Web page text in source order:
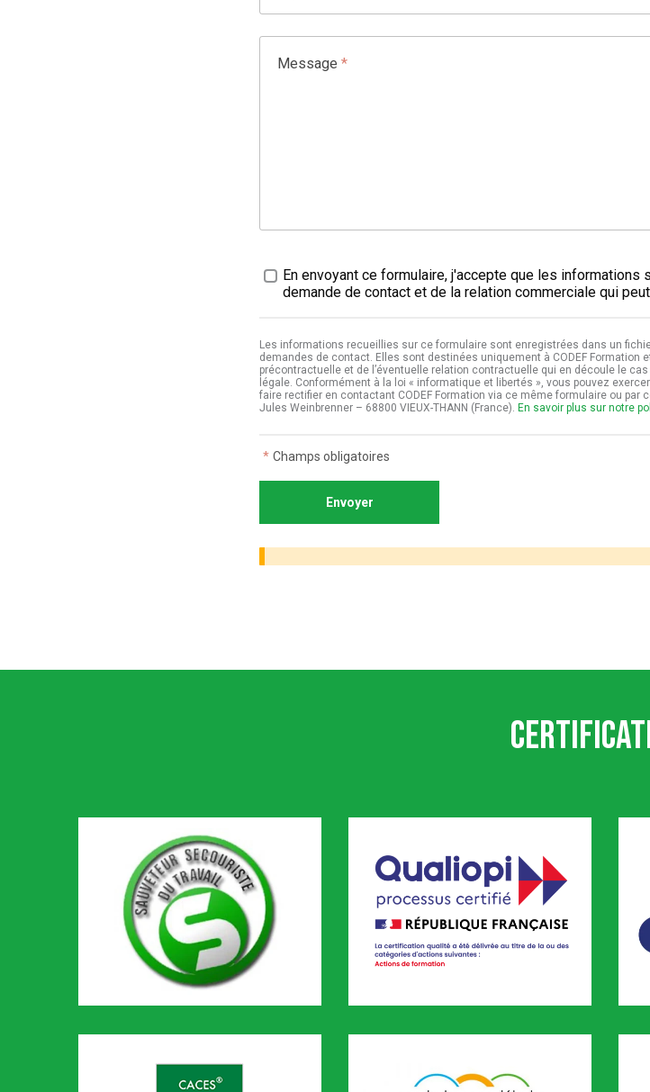
Message *
Traitement des données *
En envoyant ce formulaire, j'accepte que les
demande de contact et de la relation commerciale qui
Les informations recueillies sur ce formulaire sont enregistrées dans un
demandes de contact. Elles sont destinées uniquement à CODEF Formation
précontractuelle et de l’éventuelle relation contractuelle qui en découle le
légale. Conformément à la loi « informatique et libertés », vous pouvez
faire rectifier en contactant CODEF Formation via ce même formulaire ou par
Jules Weinbrenner – 68800 VIEUX-THANN (France). En savoir plus sur notre
* Champs obligatoires
SST Qualiopi
CODEF FORMATION est certifié QUALIOPI